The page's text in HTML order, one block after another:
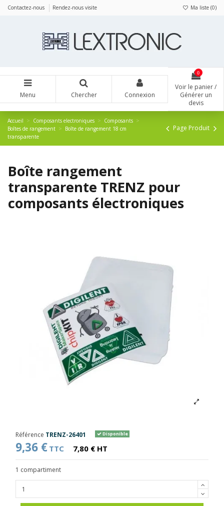
Contactez-nous Rendez-nous visite Ma liste (0)
Menu Chercher Connexion
0
Voir le panier /
Générer un
devis
Accueil Composants electroniques
Composants
Boîtes de rangement
Boîte de rangement 18 cm
transparente
Page Produit
Boîte rangement
transparente TRENZ pour
composants électroniques
Référence TRENZ-26401 Disponible
9,36 € TTC 7,80 € HT
1 compartiment
Panneau de gestion des cookies